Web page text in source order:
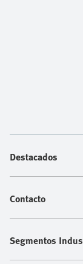
Destacados
Contacto
Segmentos